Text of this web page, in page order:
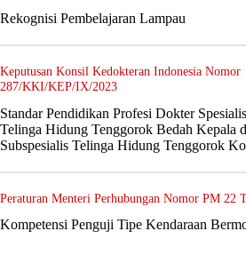
Rekognisi Pembelajaran Lampau
Keputusan Konsil Kedokteran Indonesia Nomor
287/KKI/KEP/IX/2023
Standar Pendidikan Profesi Dokter
Telinga Hidung Tenggorok Bedah Kepala
Subspesialis Telinga Hidung Tenggorok
Peraturan Menteri Perhubungan Nomor PM 22
Kompetensi Penguji Tipe Kendaraan